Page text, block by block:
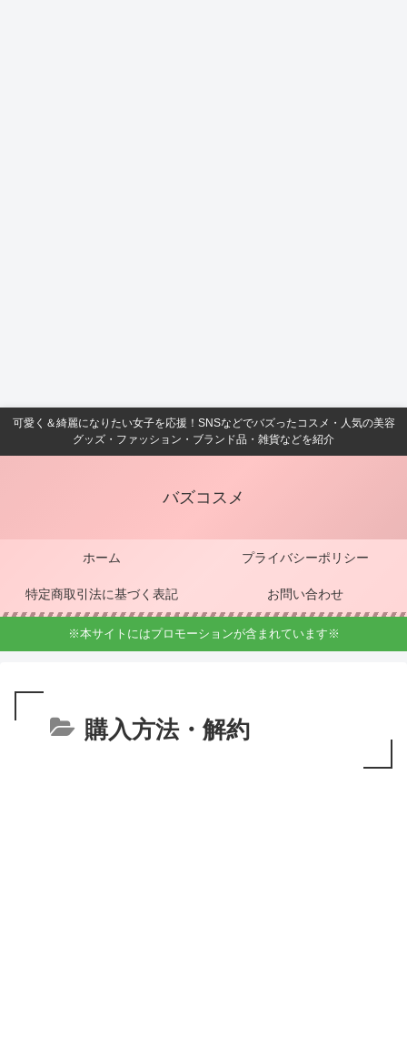
可愛く＆綺麗になりたい女子を応援！SNSなどでバズったコスメ・人気の美容
グッズ・ファッション・ブランド品・雑貨などを紹介
バズコスメ
ホーム プライバシーポリシー
特定商取引法に基づく表記 お問い合わせ
※本サイトにはプロモーションが含まれています※
購入方法・解約